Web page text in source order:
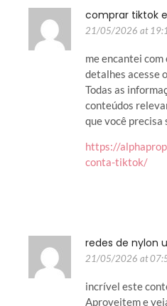
comprar tiktok
21/05/2026 at
me encantei
detalhes acesse
Todas as
conteúdos
que você precisa
https://
conta-tiktok/
redes de nylon
21/05/2026 at
incrível este
Aproveitem e